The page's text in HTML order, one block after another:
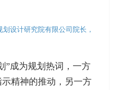
设计研究院有限公司院长，
”成为规划热词，一方
精神的推动，另一方